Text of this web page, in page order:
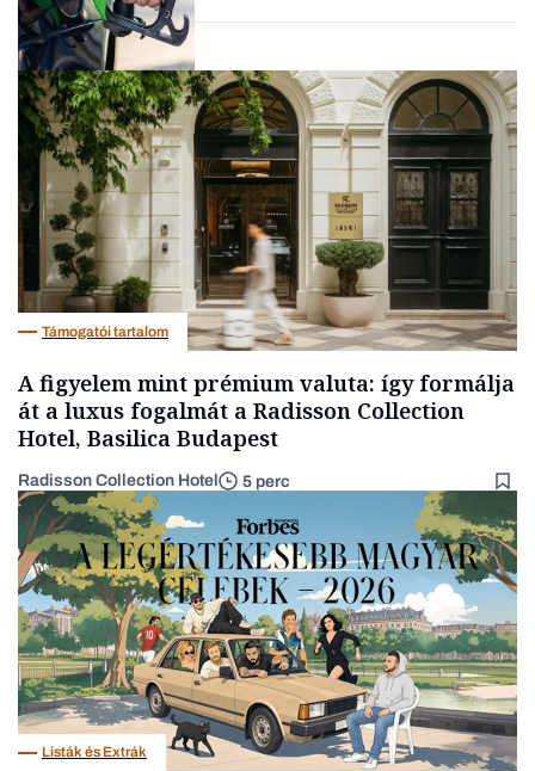
Energia
Támogatói tartalom
A figyelem mint prémium valuta: így formálja
át a luxus fogalmát a Radisson Collection
Hotel, Basilica Budapest
Radisson Collection Hotel 5 perc
Listák és Extrák